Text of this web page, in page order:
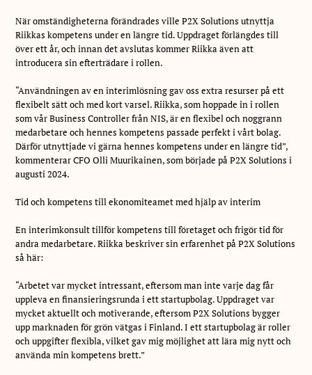
När omständigheterna förändrades ville P2X Solutions utnyttja
Riikkas kompetens under en längre tid. Uppdraget förlängdes till
över ett år, och innan det avslutas kommer Riikka även att
introducera sin efterträdare i rollen.
“Användningen av en interimlösning gav oss extra resurser på ett
flexibelt sätt och med kort varsel. Riikka, som hoppade in i rollen
som vår Business Controller från NIS, är en flexibel och noggrann
medarbetare och hennes kompetens passade perfekt i vårt bolag.
Därför utnyttjade vi gärna hennes kompetens under en längre tid”,
kommenterar CFO Olli Muurikainen, som började på P2X Solutions i
augusti 2024.
Tid och kompetens till ekonomiteamet med hjälp av interim
En interimkonsult tillför kompetens till företaget och frigör tid för
andra medarbetare. Riikka beskriver sin erfarenhet på P2X Solutions
så här:
“Arbetet var mycket intressant, eftersom man inte varje dag får
uppleva en finansieringsrunda i ett startupbolag. Uppdraget var
mycket aktuellt och motiverande, eftersom P2X Solutions bygger
upp marknaden för grön vätgas i Finland. I ett startupbolag är roller
och uppgifter flexibla, vilket gav mig möjlighet att lära mig nytt och
använda min kompetens brett.”